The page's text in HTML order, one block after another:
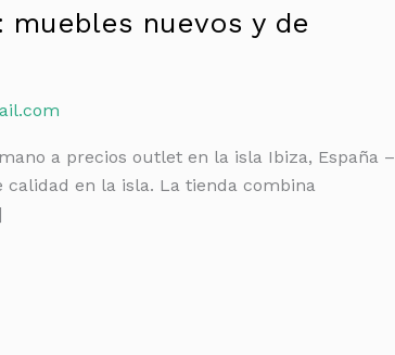
muebles nuevos y de
a precios outlet en la isla Ibiza, España –
en la isla. La tienda combina